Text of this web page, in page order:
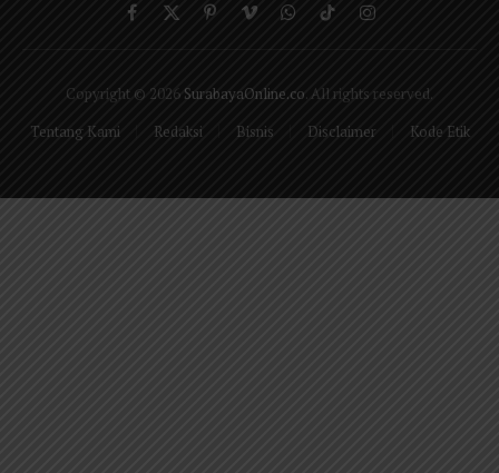
Facebook
X
PinterestVimeoWhatsApp
TikTokInstagram
Copyright © 2026 SurabayaOnline.co . All rights reserved.
Tentang Kami
Redaksi Bisnis Disclaimer Kode Etik